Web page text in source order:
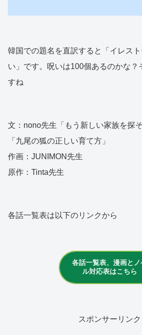
韓国での題名を直訳すると「イレス
い」です。呪いは100個あるのかな？
すね
文：nono先生「もう新しい家族を探
「九尾の狐の正しい育て方」
作画：JUNIMON先生
原作：Tinta先生
各話一覧表は以下のリンクから
各話一覧表、漫画とノ
ル対応表はこちら
スポンサーリンク